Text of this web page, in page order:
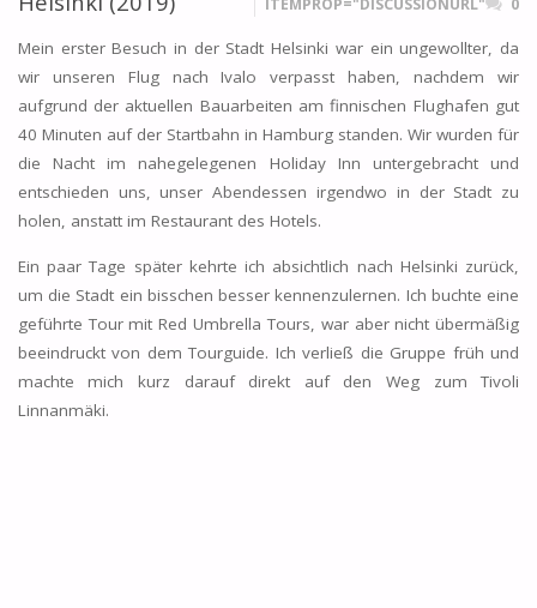
Mein erster Besuch in der Stadt Helsinki war ein ungewollter, da
wir unseren Flug nach Ivalo verpasst haben, nachdem wir
aufgrund der aktuellen Bauarbeiten am finnischen Flughafen gut
40 Minuten auf der Startbahn in Hamburg standen. Wir wurden für
die Nacht im nahegelegenen Holiday Inn untergebracht und
entschieden uns, unser Abendessen irgendwo in der Stadt zu
holen, anstatt im Restaurant des Hotels.
Ein paar Tage später kehrte ich absichtlich nach Helsinki zurück,
um die Stadt ein bisschen besser kennenzulernen. Ich buchte eine
geführte Tour mit Red Umbrella Tours, war aber nicht übermäßig
beeindruckt von dem Tourguide. Ich verließ die Gruppe früh und
machte mich kurz darauf direkt auf den Weg zum Tivoli
Linnanmäki.